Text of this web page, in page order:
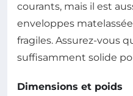
courants, mais il est
enveloppes
fragiles. Assurez-vous
suffisamment solide
Dimensions et poids